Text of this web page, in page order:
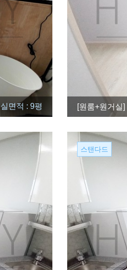
실면적 : 9평 [원룸+원거실]
스탠다드